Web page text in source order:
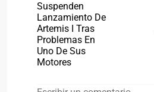
Suspenden
Lanzamiento De
Artemis I Tras
Problemas En
Uno De Sus
Motores